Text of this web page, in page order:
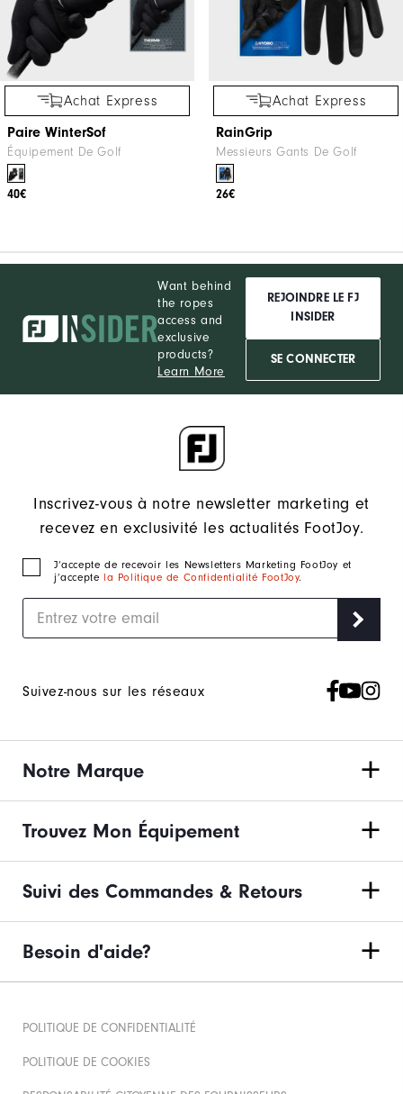
Achat Express
Paire WinterSof
Équipement De Golf
40€
Achat Express
RainGrip
Messieurs Gants De Golf
26€
Want behind
the ropes
access and
exclusive
products?
Learn More
REJOINDRE LE FJ
INSIDER
SE CONNECTER
Inscrivez-vous à notre newsletter marketing et
recevez en exclusivité les actualités FootJoy.
J‘accepte de recevoir les Newsletters Marketing FootJoy et
j’accepte la Politique de Confidentialité FootJoy.
Suivez-nous sur les réseaux
Notre Marque
Trouvez Mon Équipement
Suivi des Commandes & Retours
Besoin d'aide?
POLITIQUE DE CONFIDENTIALITÉ
POLITIQUE DE COOKIES